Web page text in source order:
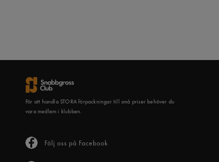
För att handla STORA förpackningar till små priser behöver du
vara medlem i klubben.
Följ oss på Facebook